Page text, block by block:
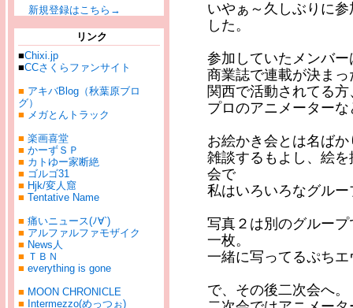
新規登録はこちら→
リンク
■Chixi.jp
■CCさくらファンサイト
■ アキバBlog（秋葉原ブロ
グ）
■ メガとんトラック
■ 楽画喜堂
■ かーずＳＰ
■ カトゆー家断絶
■ ゴルゴ31
■ Hjk/変人窟
■ Tentative Name
■ 痛いニュース(ﾉ∀`)
■ アルファルファモザイク
■ News人
■ ＴＢＮ
■ everything is gone
■ MOON CHRONICLE
■ Intermezzo(めっつぉ)
いやぁ～久しぶりに
した。
参加していたメンバー
商業誌で連載が決ま
関西で活動されてる
プロのアニメーター
お絵かき会とは名ば
雑談するもよし、絵
会で
私はいろいろなグル
写真２は別のグルー
一枚。
一緒に写ってるぷち
で、その後二次会へ。